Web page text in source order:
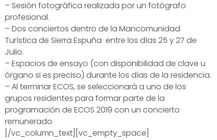
– Sesión fotográfica realizada por un fotógrafo
profesional.
– Dos conciertos dentro de la Mancomunidad
Turística de Sierra Espuña entre los días 25 y 27 de
Julio.
– Espacios de ensayo (con disponibilidad de clave u
órgano si es preciso) durante los días de la residencia.
– Al terminar ECOS, se seleccionará a uno de los
grupos residentes para formar parte de la
programación de ECOS 2019 con un concierto
remunerado
[/vc_column_text][vc_empty_space]